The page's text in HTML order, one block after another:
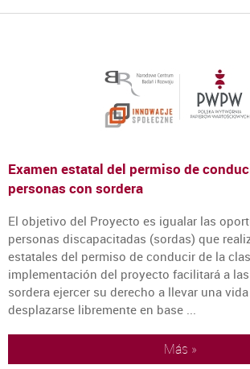
Examen estatal del permiso de
personas con sordera
El objetivo del Proyecto es igualar las
personas discapacitadas (sordas) que
estatales del permiso de conducir de la
implementación del proyecto facilitará a
sordera ejercer su derecho a llevar una
desplazarse libremente en base ...
Más »